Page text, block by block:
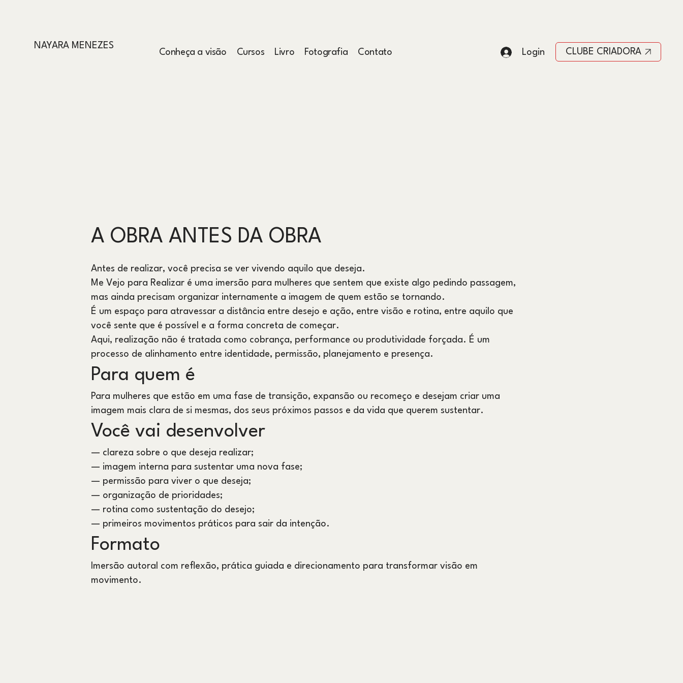
NAYARA MENEZES
Conheça a visão Cursos Livro Fotografia Contato Login CLUBE CRIADORA
A OBRA ANTES DA OBRA
Antes de realizar, você precisa se ver vivendo aquilo que deseja.
Me Vejo para Realizar é uma imersão para mulheres que sentem que existe algo pedindo passagem,
mas ainda precisam organizar internamente a imagem de quem estão se tornando.
É um espaço para atravessar a distância entre desejo e ação, entre visão e rotina, entre aquilo que
você sente que é possível e a forma concreta de começar.
Aqui, realização não é tratada como cobrança, performance ou produtividade forçada. É um
processo de alinhamento entre identidade, permissão, planejamento e presença.
Para quem é
Para mulheres que estão em uma fase de transição, expansão ou recomeço e desejam criar uma
imagem mais clara de si mesmas, dos seus próximos passos e da vida que querem sustentar.
Você vai desenvolver
— clareza sobre o que deseja realizar;
— imagem interna para sustentar uma nova fase;
— permissão para viver o que deseja;
— organização de prioridades;
— rotina como sustentação do desejo;
— primeiros movimentos práticos para sair da intenção.
Formato
Imersão autoral com reflexão, prática guiada e direcionamento para transformar visão em
movimento.